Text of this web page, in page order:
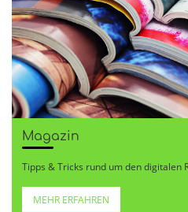
Magazin
Tipps & Tricks rund um den digitalen
MEHR ERFAHREN